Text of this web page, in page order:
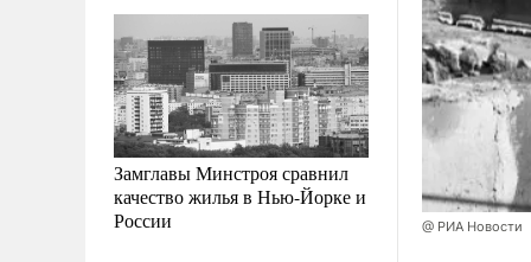
Замглавы Минстроя сравнил
качество жилья в Нью-Йорке и
России
@ РИА Новости